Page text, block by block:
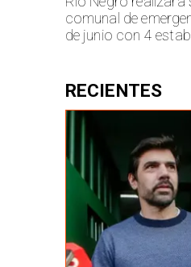
comunal de
de junio con 4
RECIENTES